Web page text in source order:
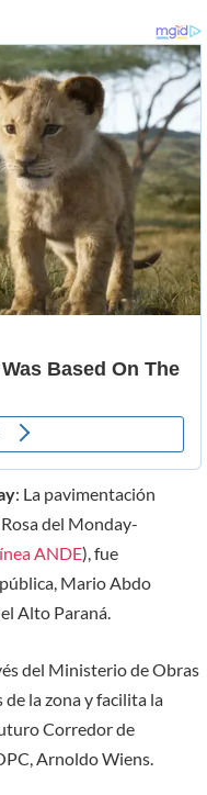
: La pavimentación
del Monday-
ANDE), fue
Mario Abdo
Alto Paraná.
del Ministerio de Obras
la zona y facilita la
Corredor de
Arnoldo Wiens.